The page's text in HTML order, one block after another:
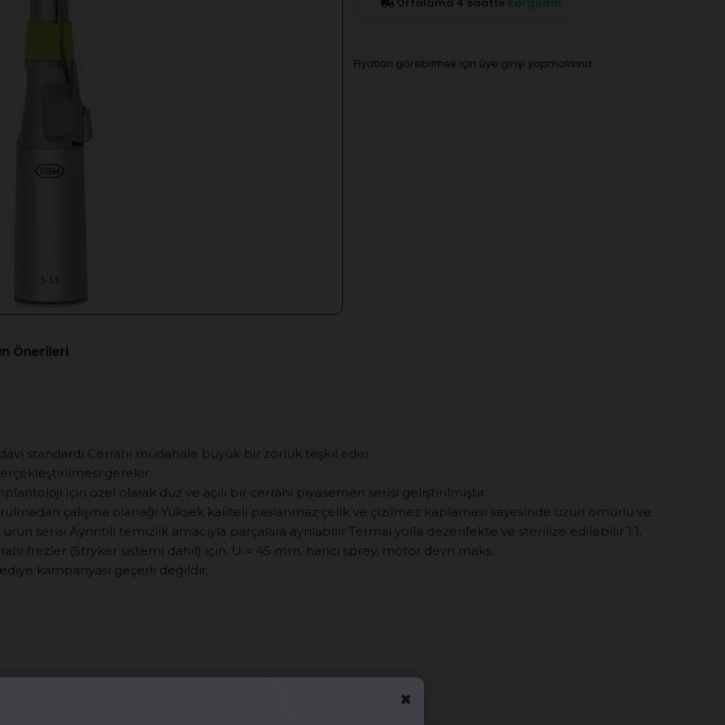
Fiyatları görebilmek için üye girişi yapmalısınız.
Önerileri
standardı Cerrahi müdahale büyük bir zorluk teşkil eder.
gerekir.
için özel olarak düz ve açılı bir cerrahi piyasemen serisi geliştirilmiştir.
çalışma olanağı Yüksek kaliteli paslanmaz çelik ve çizilmez kaplaması sayesinde uzun ömürlü ve
serisi Ayrıntılı temizlik amacıyla parçalara ayrılabilir Termal yolla dezenfekte ve sterilize edilebilir 1:1,
frezler (Stryker sistemi dahil) için, U = 45 mm, harici sprey, motor devri maks.
kampanyası geçerli değildir.
×